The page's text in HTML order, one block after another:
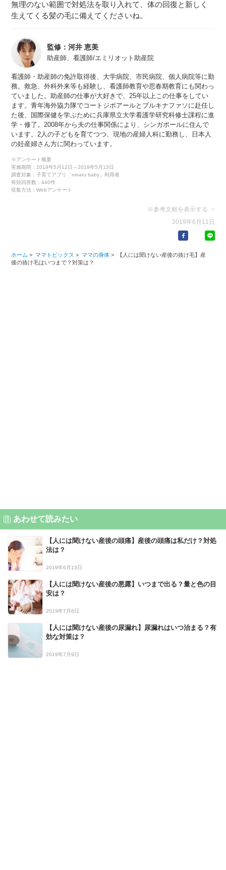
無理のない範囲で対処法を取り入れて、体の回復と新しく
生えてくる髪の毛に備えてくださいね。
監修：河井 恵美
助産師、看護師/エミリオット助産院
看護師・助産師の免許取得後、大学病院、市民病院、個人病院等に勤
務。救急、外科外来等も経験し、看護師教育や思春期教育にも関わっ
ていました。助産師の仕事が大好きで、25年以上この仕事をしてい
ます。青年海外協力隊でコートジボアールとブルキナファソに赴任し
た後、国際保健を学ぶために兵庫県立大学看護学研究科修士課程に進
学・修了。2008年から夫の仕事関係により、シンガポールに住んで
います。2人の子どもを育てつつ、現地の産婦人科に勤務し、日本人
の妊産婦さん方に関わっています。
※アンケート概要
実施期間：2019年5月12日～2019年5月13日
調査対象：子育てアプリ「ninaru baby」利用者
有効回答数：440件
収集方法：Webアンケート
※参考文献を表示する
2019年6月11日
ホーム > ママトピックス > ママの身体 >
【人には聞けない産後の抜け毛】産
後の抜け毛はいつまで？対策は？
あわせて読みたい
【人には聞けない産後の頭痛】産後の頭痛は私だけ？対処
法は？
2019年6月13日
【人には聞けない産後の悪露】いつまで出る？量と色の目
安は？
2019年7月6日
【人には聞けない産後の尿漏れ】尿漏れはいつ治まる？有
効な対策は？
2019年7月9日